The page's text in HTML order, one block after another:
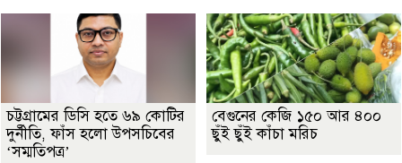
চট্টগ্রামের ডিসি হতে ৬৯ কোটির
দুর্নীতি, ফাঁস হলো উপসচিবের
‘সম্মতিপত্র’
বেগুনের কেজি ১৫০ আর ৪০০
ছুঁই ছুঁই কাঁচা মরিচ